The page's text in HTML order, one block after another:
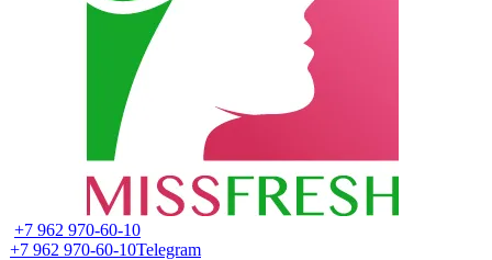
+7 962 970-60-10
+7 962 970-60-10Telegram